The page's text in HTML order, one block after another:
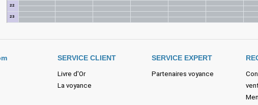
22
23
SERVICE CLIENT
Livre d'Or
La voyance
SERVICE EXPERT
Partenaires voyance